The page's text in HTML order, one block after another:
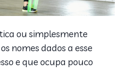
ou simplesmente
nomes dados a esse
e que ocupa pouco